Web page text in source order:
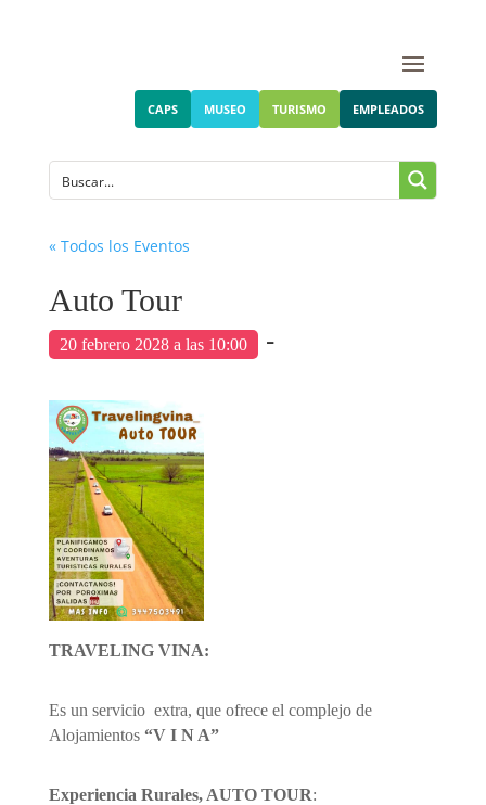
CAPS MUSEO TURISMO EMPLEADOS
« Todos los Eventos
Auto Tour
20 febrero 2028 a las 10:00 -
TRAVELING VINA:
Es un servicio extra, que ofrece el complejo de
Alojamientos “V I N A”
Experiencia Rurales, AUTO TOUR: